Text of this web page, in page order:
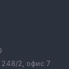
248/2, офис 7